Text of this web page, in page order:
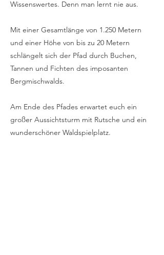
Wissenswertes. Denn man lernt nie aus.
Mit einer Gesamtlänge von 1.250 Metern
und einer Höhe von bis zu 20 Metern
schlängelt sich der Pfad durch Buchen,
Tannen und Fichten des imposanten
Bergmischwalds.
Am Ende des Pfades erwartet euch ein
großer Aussichtsturm mit Rutsche und ein
wunderschöner Waldspielplatz.